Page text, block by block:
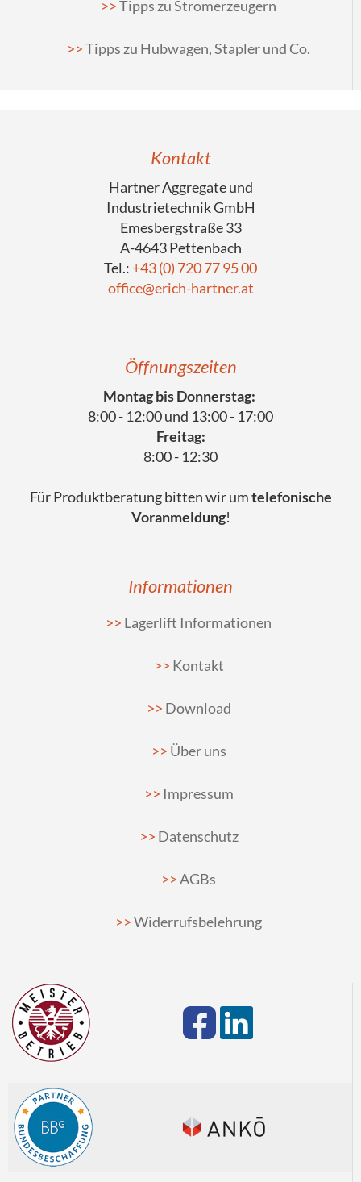
Tipps zu Stromerzeugern
Tipps zu Hubwagen, Stapler und Co.
Kontakt
Hartner Aggregate und
Industrietechnik GmbH
Emesbergstraße 33
A-4643 Pettenbach
Tel.: +43 (0) 720 77 95 00
office@erich-hartner.at
Öffnungszeiten
Montag bis Donnerstag:
8:00 - 12:00 und 13:00 - 17:00
Freitag:
8:00 - 12:30
Für Produktberatung bitten wir umtelefonische
Voranmeldung!
Informationen
Lagerlift Informationen
Kontakt
Download
Über uns
Impressum
Datenschutz
AGBs
Widerrufsbelehrung